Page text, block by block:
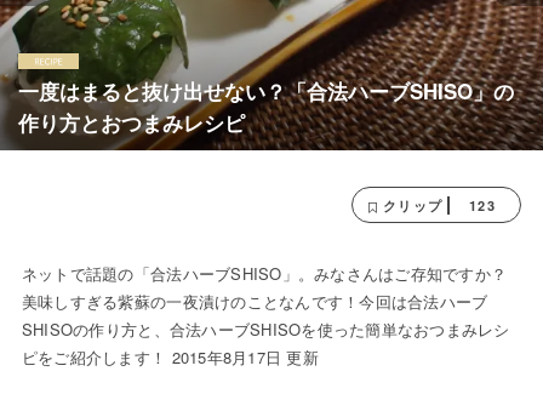
一度はまると抜け出せない？「合法ハーブSHISO」の
作り方とおつまみレシピ
クリップ 123
ネットで話題の「合法ハーブSHISO」。みなさんはご存知ですか？
美味しすぎる紫蘇の一夜漬けのことなんです！今回は合法ハーブ
SHISOの作り方と、合法ハーブSHISOを使った簡単なおつまみレシ
ピをご紹介します！ 2015年8月17日 更新